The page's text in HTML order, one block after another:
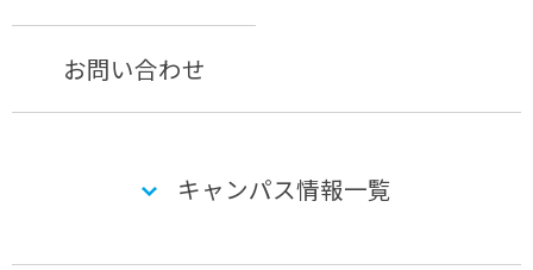
お問い合わせ
キャンパス情報一覧